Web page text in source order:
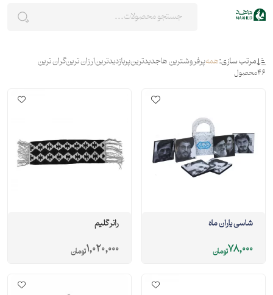
مرتب سازی:همهپرفروشترین هاجدیدترینپربازدیدترینارزان ترینگران ترین
46محصول
شاسی یاران ماه
78,000تومان
رانر گلیم
1,020,000تومان